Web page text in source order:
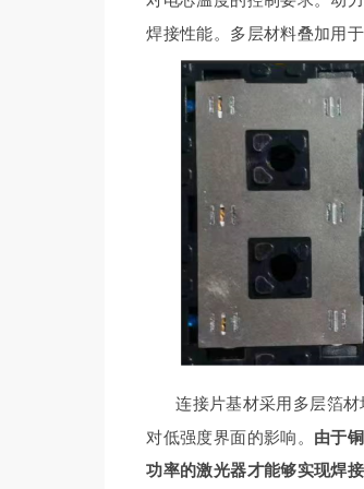
焊接性能。多层材料叠加用
连接片基材采用多层箔
对低强度界面的影响。 由于
功率的激光器才能够实现焊接